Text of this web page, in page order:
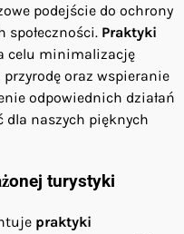
podejście do ochrony
Praktyki
celu minimalizację
oraz wspieranie
odpowiednich działań
dla naszych pięknych
turystyki
praktyki